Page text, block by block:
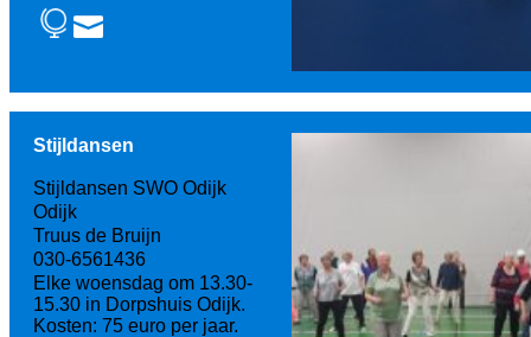
Stijldansen
Stijldansen SWO Odijk
Odijk
Truus de Bruijn
030-6561436
Elke woensdag om 13.30-
15.30 in Dorpshuis Odijk.
Kosten: 75 euro per jaar.